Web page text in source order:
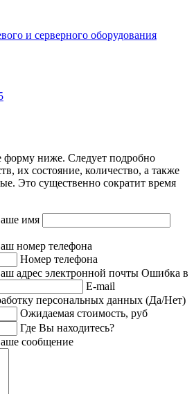
и серверного оборудования
форму ниже. Следует подробно
их состояние, количество, а также
Это существенно сократит время
имя
номер телефона
Номер телефона
адрес электронной почты Ошибка в
E-mail
персональных данных (Да/Нет)
Ожидаемая стоимость, руб
Где Вы находитесь?
сообщение